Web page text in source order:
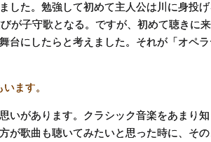
た。勉強して初めて主人公は川に身投
が子守歌となる。ですが、初めて聴きに
台にしたらと考えました。それが「オペ
ます。
があります。クラシック音楽をあまり
が歌曲も聴いてみたいと思った時に、そ